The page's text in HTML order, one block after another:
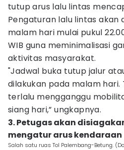
tutup arus lalu lintas
Pengaturan lalu lintas akan
malam hari mulai pukul
WIB guna meminimalisasi
aktivitas masyarakat.
"Jadwal buka tutup jalur
dilakukan pada malam hari.
terlalu mengganggu
siang hari,” ungkapnya.
3. Petugas akan
mengatur arus kendaraan
Salah satu ruas Tol Palembang-Betung.